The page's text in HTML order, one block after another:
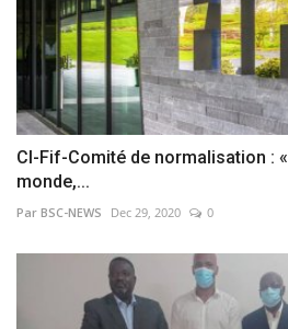
CI-Fif-Comité de normalisation :
monde,...
Par BSC-NEWS Dec 29, 2020 0